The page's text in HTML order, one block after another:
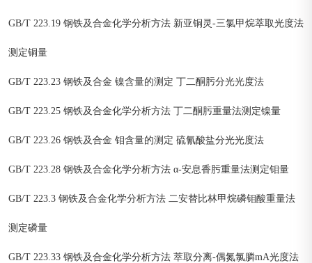
GB/T 223.19 钢铁及合金化学分析方法 新亚铜灵-三氯甲烷萃取光度法
测定铜量
GB/T 223.23 钢铁及合金 镍含量的测定 丁二酮肟分光光度法
GB/T 223.25 钢铁及合金化学分析方法 丁二酮肟重量法测定镍量
GB/T 223.26 钢铁及合金 钼含量的测定 硫氰酸盐分光光度法
GB/T 223.28 钢铁及合金化学分析方法 α-安息香肟重量法测定钼量
GB/T 223.3 钢铁及合金化学分析方法 二安替比林甲烷磷钼酸重量法
测定磷量
GB/T 223.33 钢铁及合金化学分析方法 萃取分离-偶氮氯膦mA光度法